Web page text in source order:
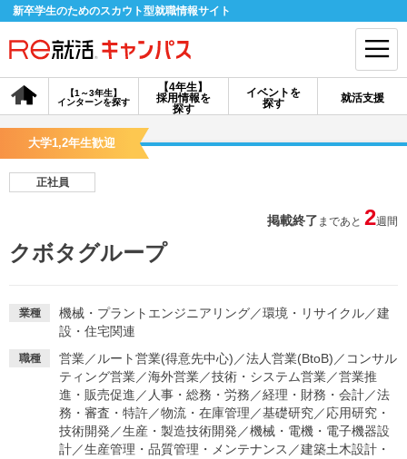
新卒学生のためのスカウト型就職情報サイト
【4年生】
採用情報を
探す
【1～3年生】
インターンを探す
イベントを
探す
就活支援
会員登録 ログイン
探す
【4年生】
イベントを探す
就活ノウハウ・サポート
就活支援 就活コラム
大学1,2年生歓迎
正社員
掲載終了 まであと 2週間
クボタグループ
業種 機械・プラントエンジニアリング／環境・リサイクル／建
設・住宅関連
職種 営業／ ルート営業(得意先中心) ／法人営業(BtoB) ／ コンサル
ティング営業／海外営業／技術・システム営業／営業推
進・販売促進 ／ 人事・総務・労務 ／経理・財務・会計／法
務・審査・特許／物流・在庫管理 ／基礎研究／応用研究・
技術開発 ／生産・製造技術開発 ／機械・電機・電子機器設
計／生産管理・品質管理・メンテナンス ／建築土木設計・